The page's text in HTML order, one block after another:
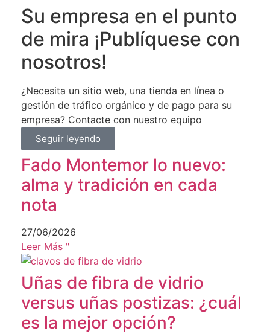
Su empresa en el punto
de mira ¡Publíquese con
nosotros!
¿Necesita un sitio web, una tienda en línea o
gestión de tráfico orgánico y de pago para su
empresa? Contacte con nuestro equipo
Seguir leyendo
Fado Montemor lo nuevo:
alma y tradición en cada
nota
27/06/2026
Leer Más "
Uñas de fibra de vidrio
versus uñas postizas: ¿cuál
es la mejor opción?